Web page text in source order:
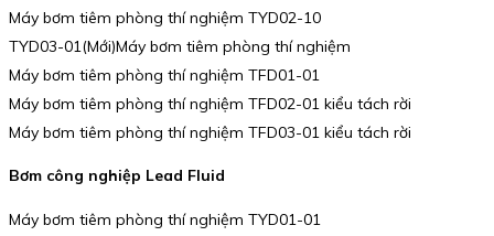
Máy bơm tiêm phòng thí nghiệm TYD02-10
TYD03-01(Mới)Máy bơm tiêm phòng thí nghiệm
Máy bơm tiêm phòng thí nghiệm TFD01-01
Máy bơm tiêm phòng thí nghiệm TFD02-01 kiểu tách rời
Máy bơm tiêm phòng thí nghiệm TFD03-01 kiểu tách rời
Bơm công nghiệp Lead Fluid
Máy bơm tiêm phòng thí nghiệm TYD01-01